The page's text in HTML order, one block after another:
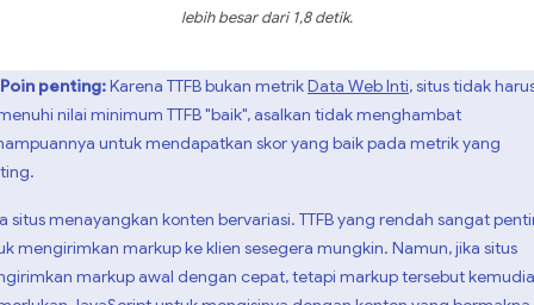
lebih besar dari 1,8 detik.
Poin penting:Karena TTFB bukan metrikData Web Inti, situs tidak
nilai minimum TTFB "baik", asalkan tidak menghambat
untuk mendapatkan skor yang baik pada metrik yang
situs menayangkan konten bervariasi. TTFB yang rendah sangat
mengirimkan markup ke klien sesegera mungkin. Namun, jika situs
markup awal dengan cepat, tetapi markup tersebut